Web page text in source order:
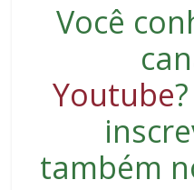
Você
Youtube?
também